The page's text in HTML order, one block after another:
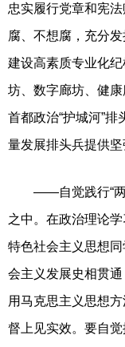
忠实履行党章和宪
腐、不想腐，充分
建设高素质专业化
坊、数字廊坊、健
首都政治“护城河”
量发展排头兵提供坚
——自觉践行“两个
之中。在政治理论
特色社会主义思想
会主义发展史相贯
用马克思主义思想
督上见实效。要自